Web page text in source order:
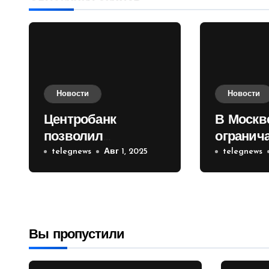
Новости
Центробанк
позволил
инвесторам из
враждебных
telegnews Авг 1, 2025
Новости
В
telegnews
Вы пропустили